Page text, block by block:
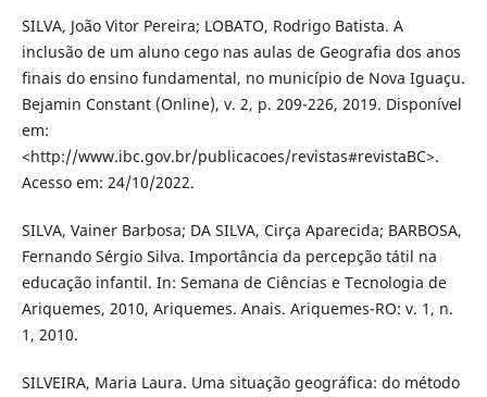
SILVA, João Vitor Pereira; LOBATO, Rodrigo Batista. A
inclusão de um aluno cego nas aulas de Geografia dos anos
finais do ensino fundamental, no município de Nova Iguaçu.
Bejamin Constant (Online), v. 2, p. 209-226, 2019. Disponível
em:
<http://www.ibc.gov.br/publicacoes/revistas#revistaBC>.
Acesso em: 24/10/2022.
SILVA, Vainer Barbosa; DA SILVA, Cirça Aparecida; BARBOSA,
Fernando Sérgio Silva. Importância da percepção tátil na
educação infantil. In: Semana de Ciências e Tecnologia de
Ariquemes, 2010, Ariquemes. Anais. Ariquemes-RO: v. 1, n.
1, 2010.
SILVEIRA, Maria Laura. Uma situação geográfica: do método